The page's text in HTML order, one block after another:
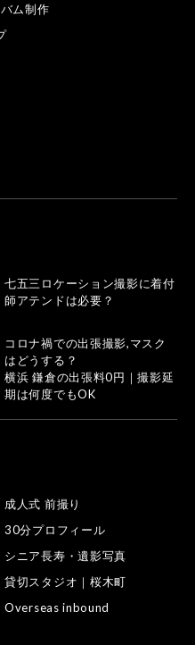
ム制作
七五三ロケーション撮影に着付
師アテンドは必要？
コロナ禍での出張撮影,マスク
はどうする？
横浜 鎌倉の出張料0円｜撮影延
期は何度でもOK
成人式 前撮り
30分プロフィール
シニア長寿・遺影写真
貸切スタジオ｜桜木町
Overseas inbound